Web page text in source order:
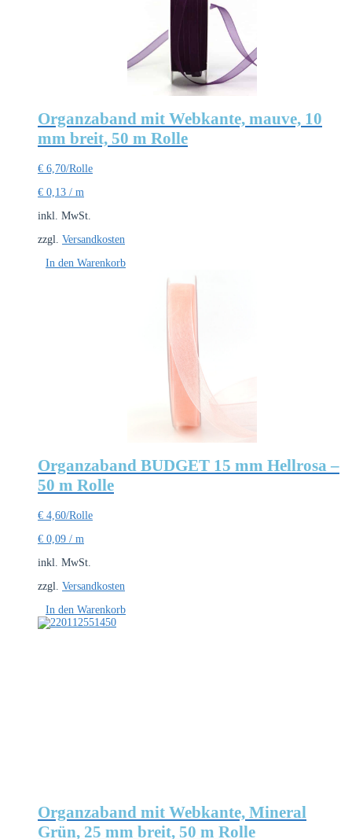
Organzaband mit Webkante, mauve, 10
mm breit, 50 m Rolle
€ 6,70/Rolle
€ 0,13 / m
inkl. MwSt.
zzgl. Versandkosten
In den Warenkorb
Organzaband BUDGET 15 mm Hellrosa –
50 m Rolle
€ 4,60/Rolle
€ 0,09 / m
inkl. MwSt.
zzgl. Versandkosten
In den Warenkorb
Organzaband mit Webkante, Mineral
Grün, 25 mm breit, 50 m Rolle